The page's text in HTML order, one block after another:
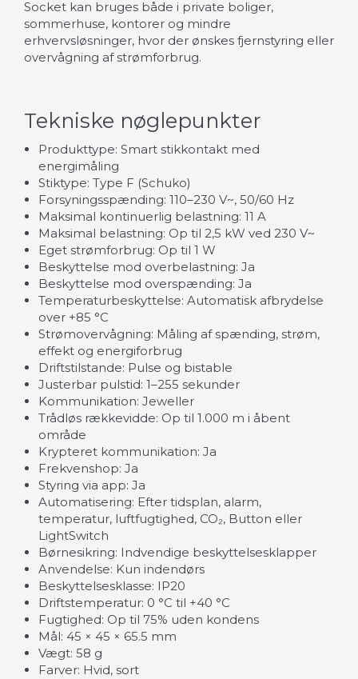
Socket kan bruges både i private boliger,
sommerhuse, kontorer og mindre
erhvervsløsninger, hvor der ønskes fjernstyring eller
overvågning af strømforbrug.
Tekniske nøglepunkter
Produkttype: Smart stikkontakt med
energimåling
Stiktype: Type F (Schuko)
Forsyningsspænding: 110–230 V~, 50/60 Hz
Maksimal kontinuerlig belastning: 11 A
Maksimal belastning: Op til 2,5 kW ved 230 V~
Eget strømforbrug: Op til 1 W
Beskyttelse mod overbelastning: Ja
Beskyttelse mod overspænding: Ja
Temperaturbeskyttelse: Automatisk afbrydelse
over +85 °C
Strømovervågning: Måling af spænding, strøm,
effekt og energiforbrug
Driftstilstande: Pulse og bistable
Justerbar pulstid: 1–255 sekunder
Kommunikation: Jeweller
Trådløs rækkevidde: Op til 1.000 m i åbent
område
Krypteret kommunikation: Ja
Frekvenshop: Ja
Styring via app: Ja
Automatisering: Efter tidsplan, alarm,
temperatur, luftfugtighed, CO₂, Button eller
LightSwitch
Børnesikring: Indvendige beskyttelsesklapper
Anvendelse: Kun indendørs
Beskyttelsesklasse: IP20
Driftstemperatur: 0 °C til +40 °C
Fugtighed: Op til 75% uden kondens
Mål: 45 × 45 × 65.5 mm
Vægt: 58 g
Farver: Hvid, sort